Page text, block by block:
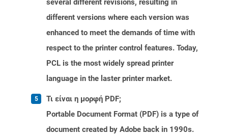
several different revisions, resulting in
different versions where each version was
enhanced to meet the demands of time with
respect to the printer control features. Today,
PCL is the most widely spread printer
language in the laster printer market.
Τι είναι η μορφή PDF;
Portable Document Format (PDF) is a type of
document created by Adobe back in 1990s.